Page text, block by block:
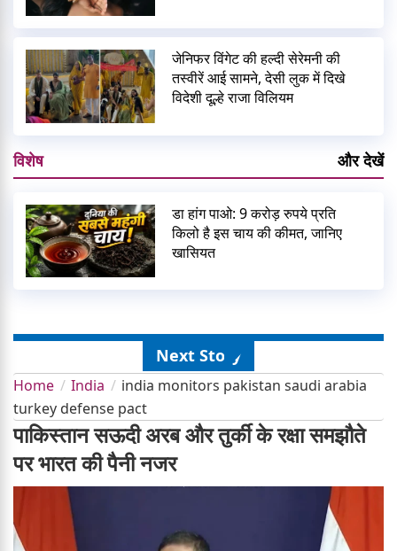
जेनिफर विंगेट की हल्दी सेरेमनी की
तस्वीरें आई सामने, देसी लुक में दिखे
विदेशी दूल्हे राजा विलियम
विशेष और देखें
डा हांग पाओ: 9 करोड़ रुपये प्रति
किलो है इस चाय की कीमत, जानिए
खासियत
Next Story
Home India
india monitors pakistan saudi arabia
turkey defense pact
पाकिस्तान सऊदी अरब और तुर्की के रक्षा समझौते
पर भारत की पैनी नजर